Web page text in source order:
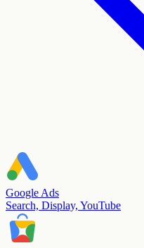
Google Ads
Search, Display, YouTube